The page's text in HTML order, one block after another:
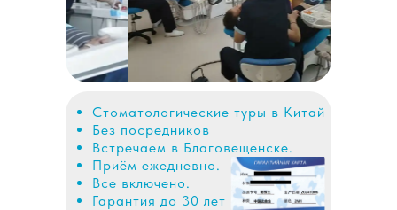
Стоматологические туры в Китай
Без посредников
Встречаем в Благовещенске.
Приём ежедневно.
Все включено.
Гарантия до 30 лет